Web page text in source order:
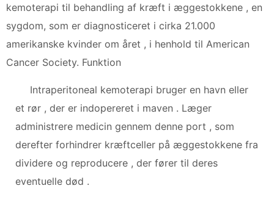
kemoterapi til behandling af kræft i æggestokkene , en
sygdom, som er diagnosticeret i cirka 21.000
amerikanske kvinder om året , i henhold til American
Cancer Society. Funktion
Intraperitoneal kemoterapi bruger en havn eller
et rør , der er indopereret i maven . Læger
administrere medicin gennem denne port , som
derefter forhindrer kræftceller på æggestokkene fra
dividere og reproducere , der fører til deres
eventuelle død .